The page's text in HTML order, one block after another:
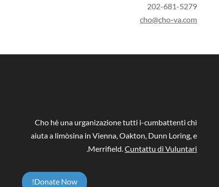
202-681-5279
cho@cho-va.com
Cho hè una urganizazione tutti i-cumbattenti chì
aiuta a limòsina in Vienna, Oakton, Dunn Loring, e
Merrifield.Cuntattu di Vuluntari
.
Donate Now!